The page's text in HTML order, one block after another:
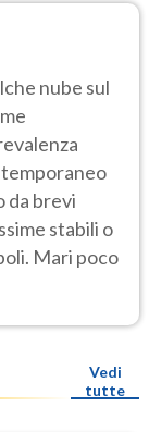
nube sul
da brevi
stabili o
Mari poco
Vedi
tutte